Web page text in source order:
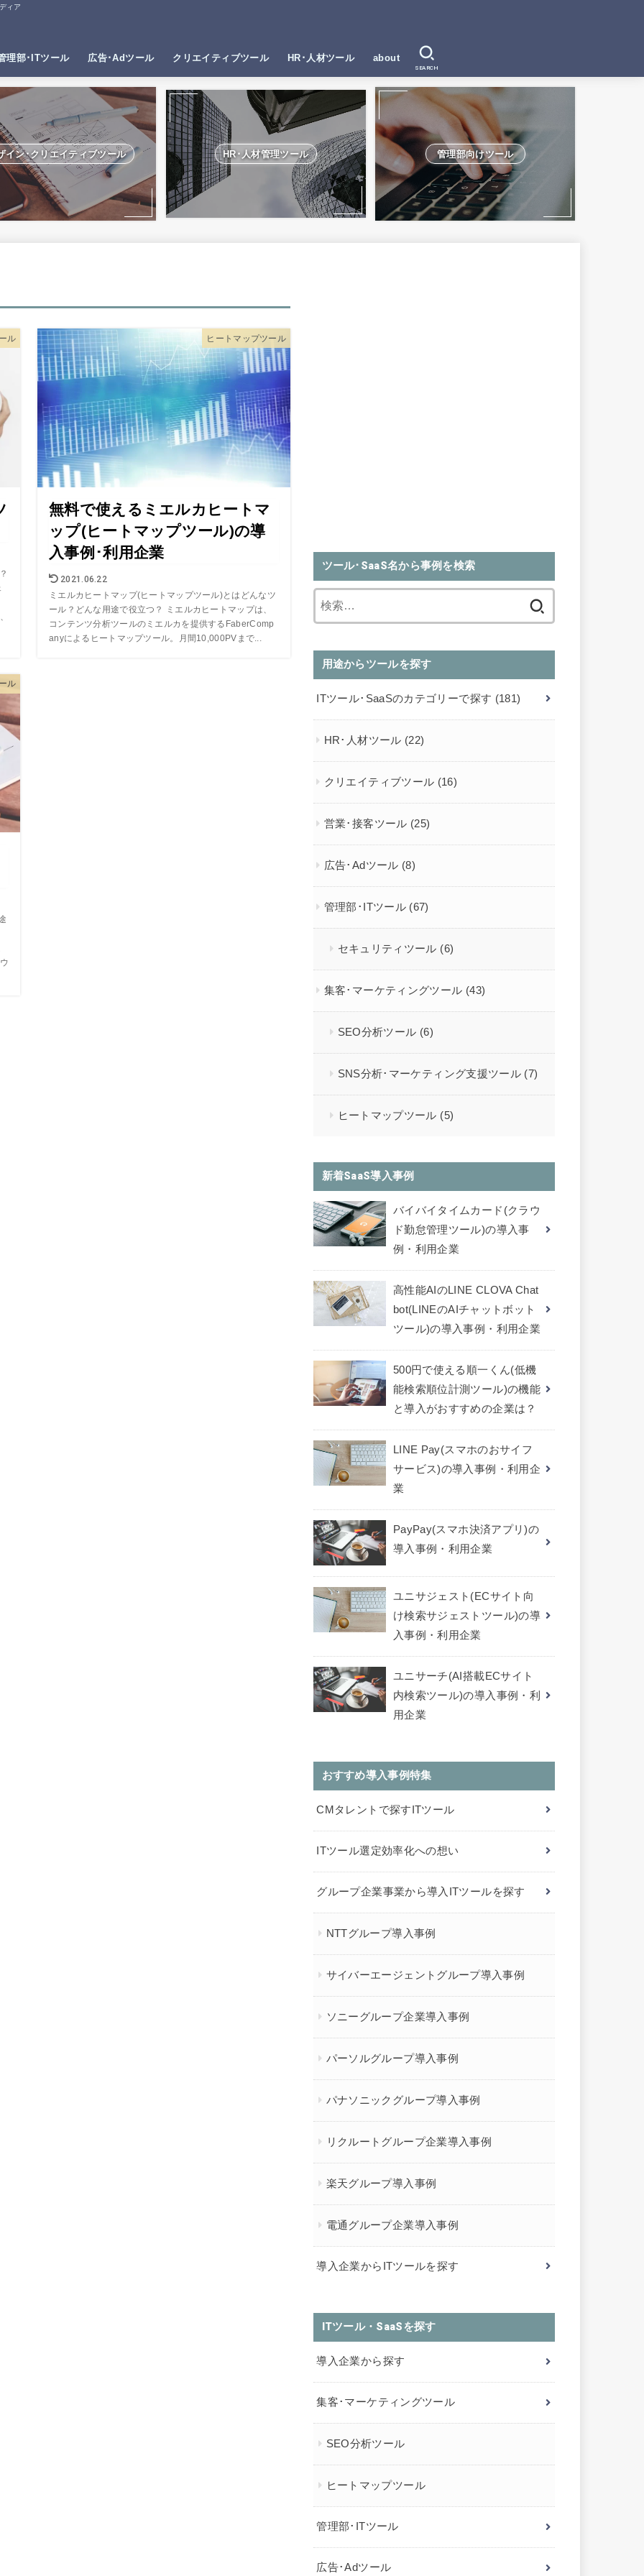
ィア
理部･ITツール 広告･Adツール クリエイティブツール HR･人材ツール about
SEARCH
イン･クリエイティブツール HR･人材管理ツール 管理部向けツール
ル ヒートマップツール
無料で使えるミエルカヒートマ
ップ(ヒートマップツール)の導
入事例･利用企業
2021.06.22
ミエルカヒートマップ(ヒートマップツール)とはどんなツ
ール？どんな用途で役立つ？ ミエルカヒートマップは、
コンテンツ分析ツールのミエルカを提供するFaberComp
anyによるヒートマップツール。月間10,000PVまで...
ル
ツール･SaaS名から事例を検索
用途からツールを探す
ITツール･SaaSのカテゴリーで探す (181)
HR･人材ツール (22)
クリエイティブツール (16)
営業･接客ツール (25)
広告･Adツール (8)
管理部･ITツール (67)
セキュリティツール (6)
集客･マーケティングツール (43)
SEO分析ツール (6)
SNS分析･マーケティング支援ツール (7)
ヒートマップツール (5)
新着SaaS導入事例
バイバイタイムカード(クラウ
ド勤怠管理ツール)の導入事
例・利用企業
高性能AIのLINE CLOVA Chat
bot(LINEのAIチャットボット
ツール)の導入事例・利用企業
500円で使える順一くん(低機
能検索順位計測ツール)の機能
と導入がおすすめの企業は？
LINE Pay(スマホのおサイフ
サービス)の導入事例・利用企
業
PayPay(スマホ決済アプリ)の
導入事例・利用企業
ユニサジェスト(ECサイト向
け検索サジェストツール)の導
入事例・利用企業
ユニサーチ(AI搭載ECサイト
内検索ツール)の導入事例・利
用企業
おすすめ導入事例特集
CMタレントで探すITツール
ITツール選定効率化への想い
グループ企業事業から導入ITツールを探す
NTTグループ導入事例
サイバーエージェントグループ導入事例
ソニーグループ企業導入事例
パーソルグループ導入事例
パナソニックグループ導入事例
リクルートグループ企業導入事例
楽天グループ導入事例
電通グループ企業導入事例
導入企業からITツールを探す
ITツール・SaaSを探す
導入企業から探す
集客･マーケティングツール
SEO分析ツール
ヒートマップツール
管理部･ITツール
広告･Adツール